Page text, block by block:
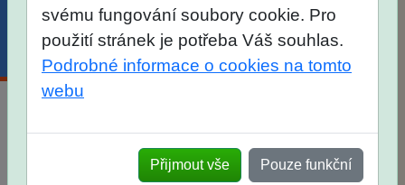
SŠ? Vaše ohlasy po skutečných
přijímacích zkouškách
svému fungování soubory cookie. Pro
použití stránek je potřeba Váš souhlas.
Podrobné informace o cookies na tomto
webu
Přijmout vše Pouze funkční